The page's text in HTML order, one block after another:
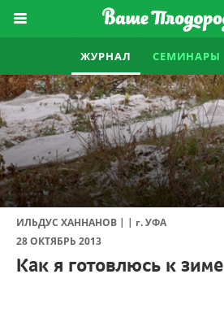
ЖУРНАЛ СЕМИНАРЫ
ИЛЬДУС ХАННАНОВ | | г.УФА
28 ОКТЯБРЬ 2013
Как я готовлюсь к зиме